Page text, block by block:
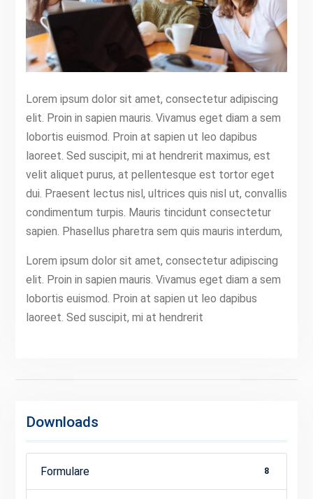
Lorem ipsum dolor sit amet, consectetur adipiscing
elit. Proin in sapien mauris. Vivamus eget diam a sem
lobortis euismod. Proin at sapien ut leo dapibus
laoreet. Sed suscipit, mi at hendrerit maximus, est
velit aliquet purus, at pellentesque est tortor eget
dui. Praesent lectus nisl, ultrices quis nisl ut, convallis
condimentum turpis. Mauris tincidunt consectetur
sapien. Phasellus pharetra sem quis mauris interdum,
Lorem ipsum dolor sit amet, consectetur adipiscing
elit. Proin in sapien mauris. Vivamus eget diam a sem
lobortis euismod. Proin at sapien ut leo dapibus
laoreet. Sed suscipit, mi at hendrerit
Downloads
Formulare 8